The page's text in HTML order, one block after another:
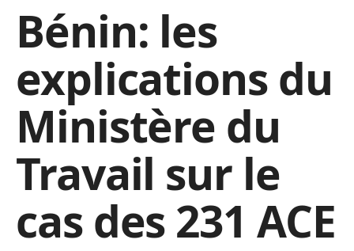
Bénin: les
explications du
Ministère du
Travail sur le
cas des 231 ACE